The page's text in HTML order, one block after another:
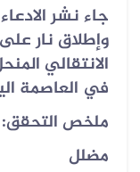
جاء نشر
وإطلاق نار
الانتقالي
في العاصمة
ملخص التحقق:
مضلل